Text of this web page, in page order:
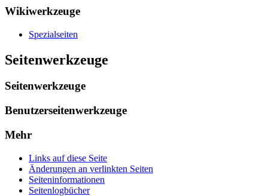
Wikiwerkzeuge
Spezialseiten
Seitenwerkzeuge
Seitenwerkzeuge
Benutzerseitenwerkzeuge
Mehr
Links auf diese Seite
Änderungen an verlinkten Seiten
Seiten­informationen
Seitenlogbücher